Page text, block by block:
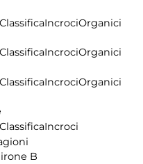
ClassificaIncrociOrganici
ClassificaIncrociOrganici
ClassificaIncrociOrganici
ClassificaIncroci
B